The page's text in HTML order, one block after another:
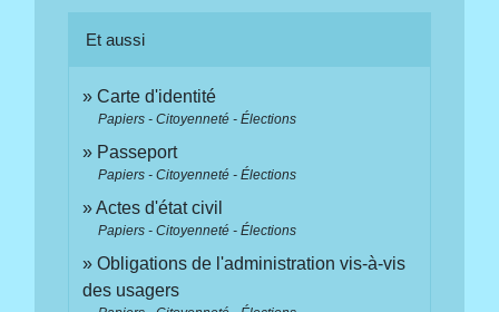
Et aussi
Carte d'identité
Papiers - Citoyenneté - Élections
Passeport
Papiers - Citoyenneté - Élections
Actes d'état civil
Papiers - Citoyenneté - Élections
Obligations de l'administration vis-à-vis
des usagers